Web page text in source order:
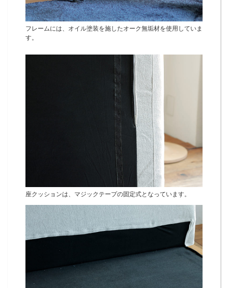
フレームには、オイル塗装を施したオーク無垢材を使用していま
す。
座クッションは、マジックテープの固定式となっています。